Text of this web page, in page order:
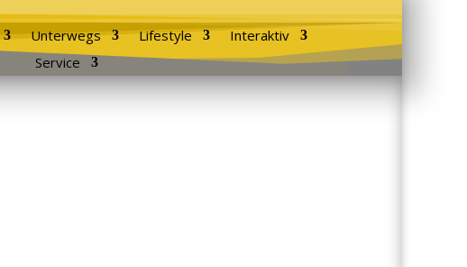
Unterwegs Lifestyle
Interaktiv
Service